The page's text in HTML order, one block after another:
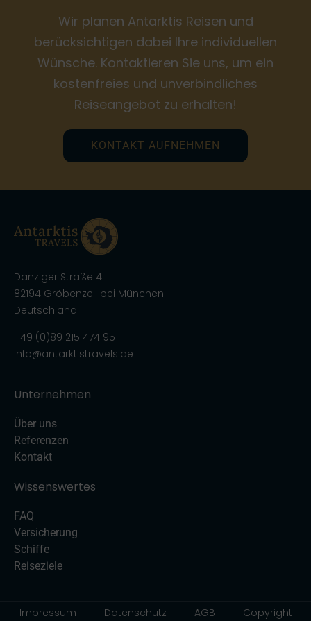
Wir planen Antarktis Reisen und
berücksichtigen dabei Ihre individuellen
Wünsche. Kontaktieren Sie uns, um ein
kostenfreies und unverbindliches
Reiseangebot zu erhalten!
KONTAKT AUFNEHMEN
Danziger Straße 4
82194 Gröbenzell bei München
Deutschland
+49 (0)89 215 474 95
info@antarktistravels.de
Unternehmen
Über uns
Referenzen
Kontakt
Wissenswertes
FAQ
Versicherung
Schiffe
Reiseziele
Impressum Datenschutz AGB Copyright